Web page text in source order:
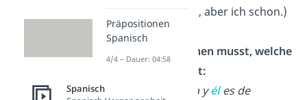
geht nicht ins Kino, aber ich schon.)
Wenn du klarmachen musst, welche
Person gemeint ist:
➡️
es de Sevilla yéles de
Präpositionen
Spanisch
4/4 – Dauer: 04:58
Spanisch